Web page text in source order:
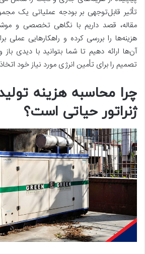
تأثیر قابل‌توجهی بر بودجه عملیاتی یک
مقاله، قصد داریم با نگاهی تخصصی و
هزینه‌ها را بررسی کرده و راهکارهایی عملی
آن‌ها ارائه دهیم تا شما بتوانید با دیدی باز
تصمیم را برای تأمین انرژی مورد نیاز خود
چرا محاسبه هزینه
ژنراتور حیاتی است؟